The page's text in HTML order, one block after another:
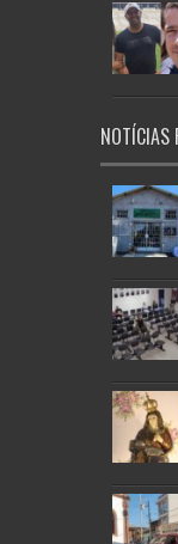
NOTÍCIAS